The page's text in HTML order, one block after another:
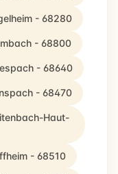
- 68280
- 68800
- 68640
- 68470
Haut-
- 68510